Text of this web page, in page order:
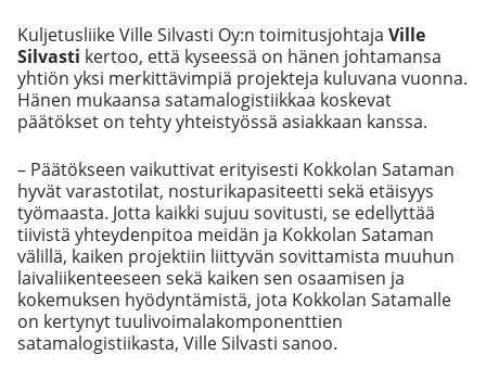
Kuljetusliike Ville Silvasti Oy:n toimitusjohtaja Ville
Silvasti kertoo, että kyseessä on hänen johtamansa
yhtiön yksi merkittävimpiä projekteja kuluvana vuonna.
Hänen mukaansa satamalogistiikkaa koskevat
päätökset on tehty yhteistyössä asiakkaan kanssa.
– Päätökseen vaikuttivat erityisesti Kokkolan Sataman
hyvät varastotilat, nosturikapasiteetti sekä etäisyys
työmaasta. Jotta kaikki sujuu sovitusti, se edellyttää
tiivistä yhteydenpitoa meidän ja Kokkolan Sataman
välillä, kaiken projektiin liittyvän sovittamista muuhun
laivaliikenteeseen sekä kaiken sen osaamisen ja
kokemuksen hyödyntämistä, jota Kokkolan Satamalle
on kertynyt tuulivoimalakomponenttien
satamalogistiikasta, Ville Silvasti sanoo.